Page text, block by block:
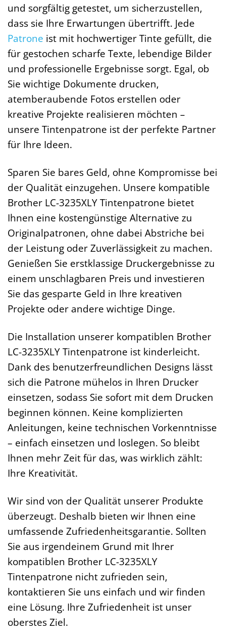
und sorgfältig getestet, um sicherzustellen,
dass sie Ihre Erwartungen übertrifft. Jede
Patrone ist mit hochwertiger Tinte gefüllt, die
für gestochen scharfe Texte, lebendige Bilder
und professionelle Ergebnisse sorgt. Egal, ob
Sie wichtige Dokumente drucken,
atemberaubende Fotos erstellen oder
kreative Projekte realisieren möchten –
unsere Tintenpatrone ist der perfekte Partner
für Ihre Ideen.
Sparen Sie bares Geld, ohne Kompromisse bei
der Qualität einzugehen. Unsere kompatible
Brother LC-3235XLY Tintenpatrone bietet
Ihnen eine kostengünstige Alternative zu
Originalpatronen, ohne dabei Abstriche bei
der Leistung oder Zuverlässigkeit zu machen.
Genießen Sie erstklassige Druckergebnisse zu
einem unschlagbaren Preis und investieren
Sie das gesparte Geld in Ihre kreativen
Projekte oder andere wichtige Dinge.
Die Installation unserer kompatiblen Brother
LC-3235XLY Tintenpatrone ist kinderleicht.
Dank des benutzerfreundlichen Designs lässt
sich die Patrone mühelos in Ihren Drucker
einsetzen, sodass Sie sofort mit dem Drucken
beginnen können. Keine komplizierten
Anleitungen, keine technischen Vorkenntnisse
– einfach einsetzen und loslegen. So bleibt
Ihnen mehr Zeit für das, was wirklich zählt:
Ihre Kreativität.
Wir sind von der Qualität unserer Produkte
überzeugt. Deshalb bieten wir Ihnen eine
umfassende Zufriedenheitsgarantie. Sollten
Sie aus irgendeinem Grund mit Ihrer
kompatiblen Brother LC-3235XLY
Tintenpatrone nicht zufrieden sein,
kontaktieren Sie uns einfach und wir finden
eine Lösung. Ihre Zufriedenheit ist unser
oberstes Ziel.